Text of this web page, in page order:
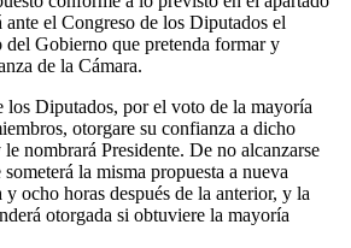
el Congreso de los Diputados el
Gobierno que pretenda formar y
de la Cámara.
los Diputados, por el voto de la mayoría
otorgare su confianza a dicho
nombrará Presidente. De no alcanzarse
la misma propuesta a nueva
ocho horas después de la anterior, y la
otorgada si obtuviere la mayoría